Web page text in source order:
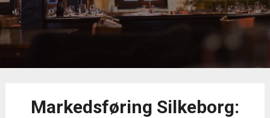
Markedsføring Silkeborg: